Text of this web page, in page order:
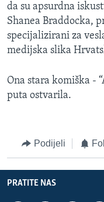
da su apsurdna
Shanea Braddocka,
specijalizirani za
medijska slika
Ona stara komiška -
puta ostvarila.
Podijeli
PRATITE NAS